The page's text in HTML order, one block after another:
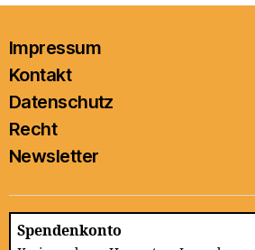
Impressum
Kontakt
Datenschutz
Recht
Newsletter
Spendenkonto